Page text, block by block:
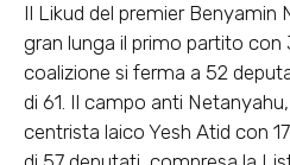
Il Likud del premier Benyamin
gran lunga il primo partito con
coalizione si ferma a 52
di 61. Il campo anti
centrista laico Yesh Atid con